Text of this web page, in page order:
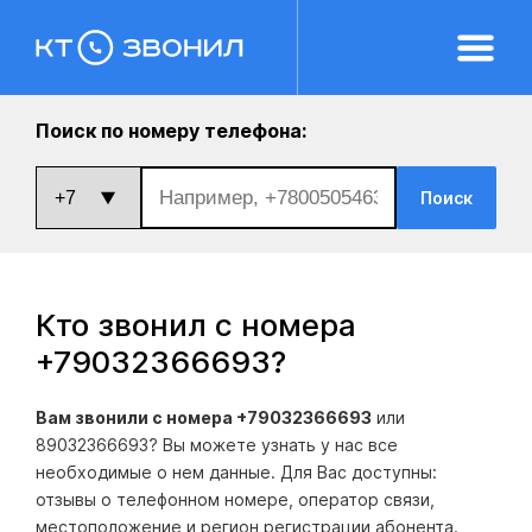
Поиск по номеру телефона:
Поиск
Кто звонил с номера
+79032366693?
Вам звонили с номера +79032366693 или
89032366693? Вы можете узнать у нас все
необходимые о нем данные. Для Вас доступны:
отзывы о телефонном номере, оператор связи,
местоположение и регион регистрации абонента.